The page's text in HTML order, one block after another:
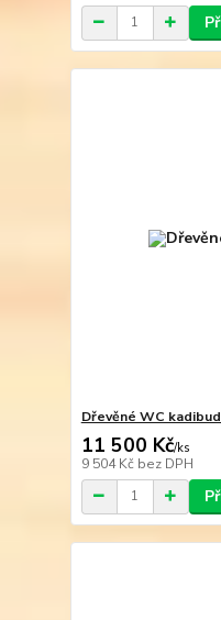
Dřevěné WC
11 500 Kč/ks
9 504 Kč bez DPH